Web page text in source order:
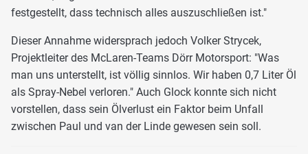
festgestellt, dass technisch alles auszuschließen ist."
Dieser Annahme widersprach jedoch Volker Strycek,
Projektleiter des McLaren-Teams Dörr Motorsport: "Was
man uns unterstellt, ist völlig sinnlos. Wir haben 0,7 Liter Öl
als Spray-Nebel verloren." Auch Glock konnte sich nicht
vorstellen, dass sein Ölverlust ein Faktor beim Unfall
zwischen Paul und van der Linde gewesen sein soll.